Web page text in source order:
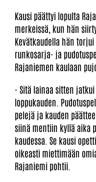
Kausi päättyi lopulta
merkeissä, kun hän
Kevätkaudella hän
runkosarja- ja
Rajaniemen kaulaan
- Sitä lainaa sitten
loppukauden.
pelejä ja kauden
siinä mentiin kyllä aika
kaudessa. Se kausi
oikeasti miettimään
Rajaniemi pohtii.